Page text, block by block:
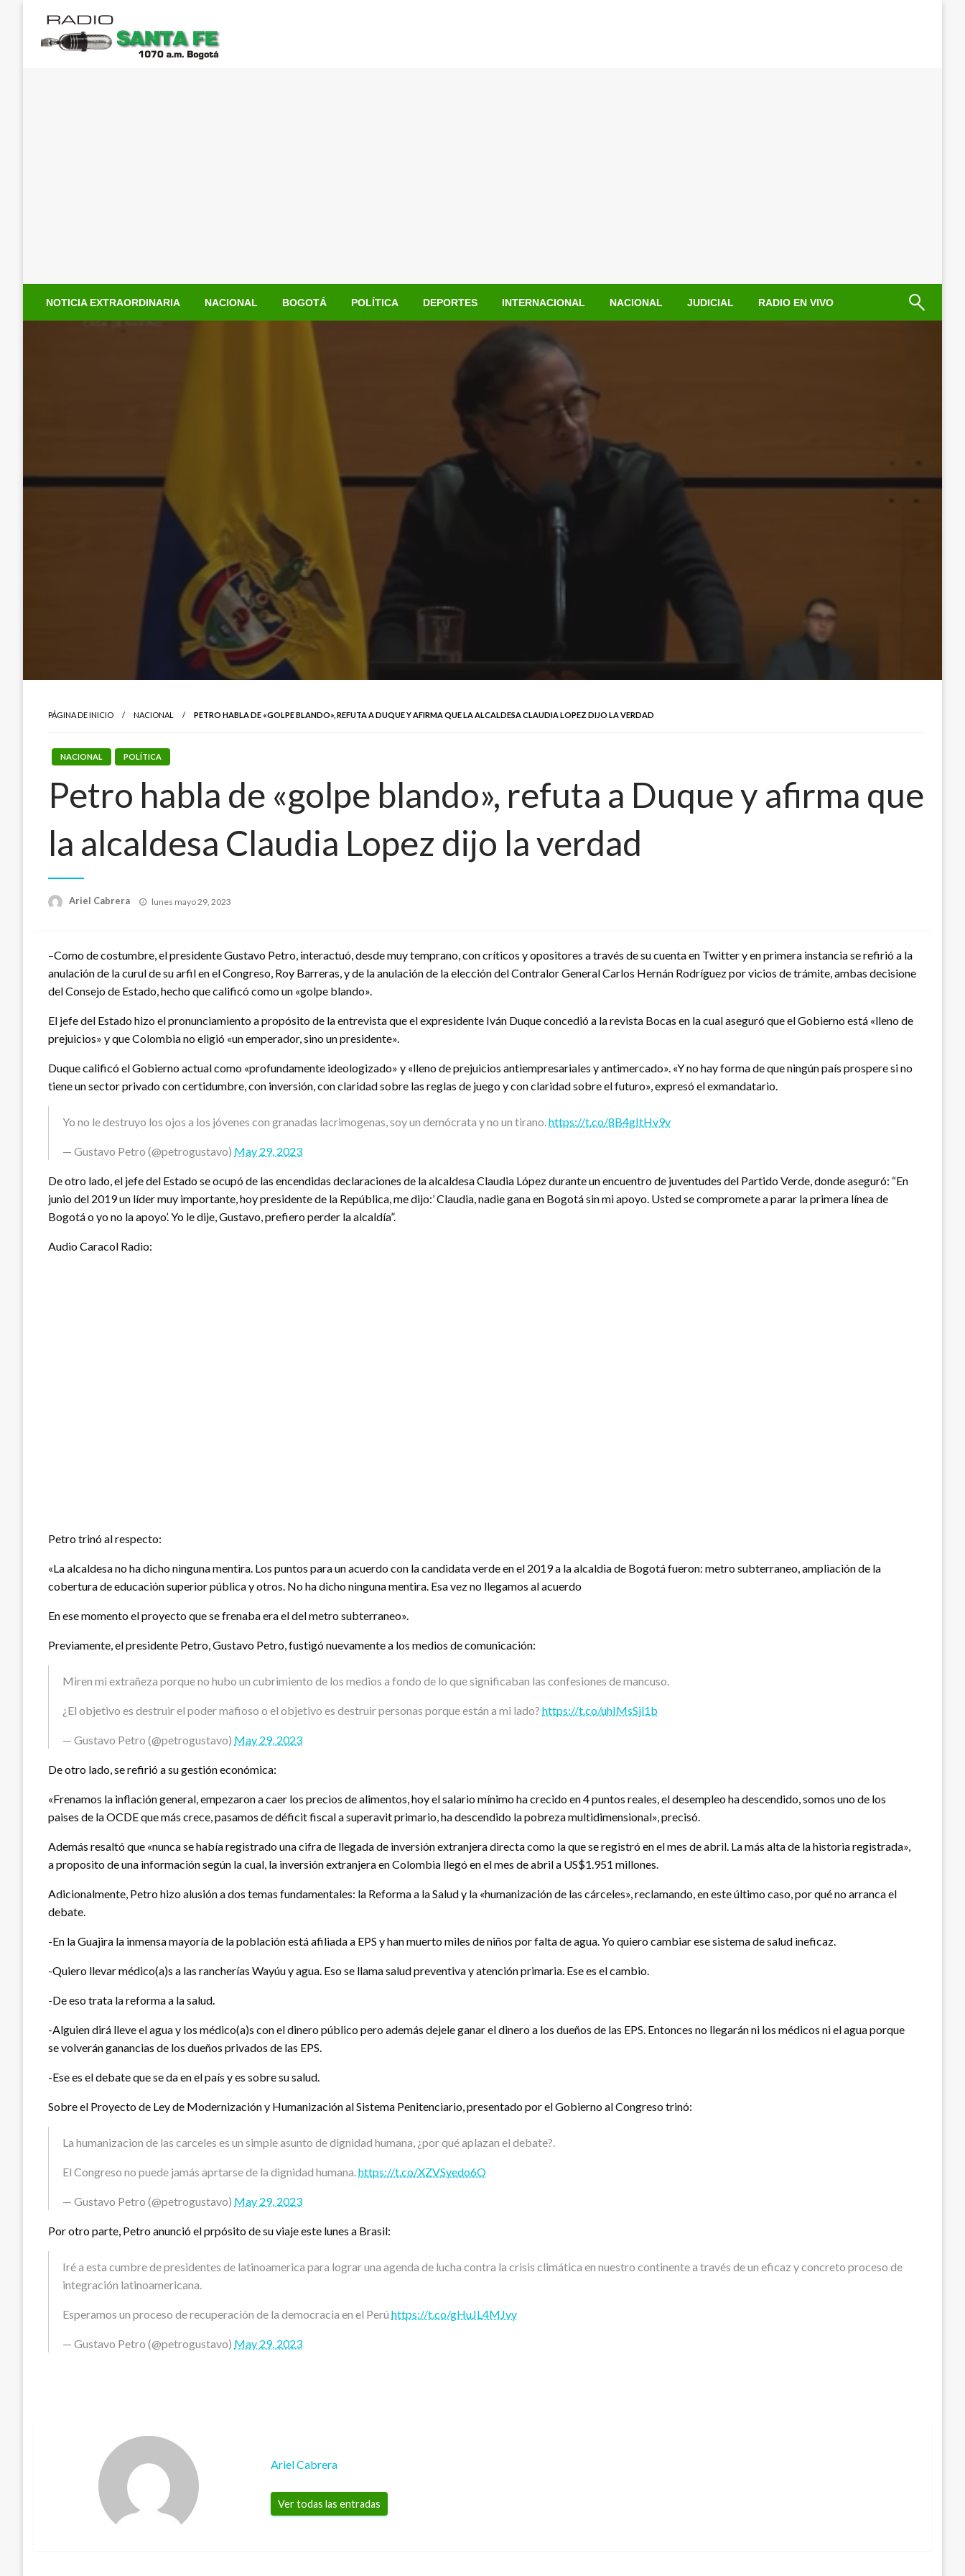
contenido
NOTICIA EXTRAORDINARIA NACIONAL BOGOTÁ POLÍTICA DEPORTES INTERNACIONAL NACIONAL JUDICIAL RADIO EN VIVO
PÁGINA DE INICIO NACIONAL PETRO HABLA DE «GOLPE BLANDO», REFUTA A DUQUE Y AFIRMA QUE LA ALCALDESA CLAUDIA LOPEZ DIJO LA VERDAD
NACIONAL POLÍTICA
Petro habla de «golpe blando», refuta a Duque y afirma que
la alcaldesa Claudia Lopez dijo la verdad
Ariel Cabrera
Publicado
lunes mayo 29, 2023
–Como de costumbre, el presidente Gustavo Petro, interactuó, desde muy temprano, con críticos y opositores a través de su cuenta en Twitter y en primera instancia se refirió a la
anulación de la curul de su arfil en el Congreso, Roy Barreras, y de la anulación de la elección del Contralor General Carlos Hernán Rodríguez por vicios de trámite, ambas decisione
del Consejo de Estado, hecho que calificó como un «golpe blando».
El jefe del Estado hizo el pronunciamiento a propósito de la entrevista que el expresidente Iván Duque concedió a la revista Bocas en la cual aseguró que el Gobierno está «lleno de
prejuicios» y que Colombia no eligió «un emperador, sino un presidente».
Duque calificó el Gobierno actual como «profundamente ideologizado» y «lleno de prejuicios antiempresariales y antimercado». «Y no hay forma de que ningún país prospere si no
tiene un sector privado con certidumbre, con inversión, con claridad sobre las reglas de juego y con claridad sobre el futuro», expresó el exmandatario.
Yo no le destruyo los ojos a los jóvenes con granadas lacrimogenas, soy un demócrata y no un tirano.https://t.co/8B4gItHv9v
— Gustavo Petro (@petrogustavo) May 29, 2023
De otro lado, el jefe del Estado se ocupó de las encendidas declaraciones de la alcaldesa Claudia López durante un encuentro de juventudes del Partido Verde, donde aseguró: “En
junio del 2019 un líder muy importante, hoy presidente de la República, me dijo:’ Claudia, nadie gana en Bogotá sin mi apoyo. Usted se compromete a parar la primera línea de
Bogotá o yo no la apoyo’. Yo le dije, Gustavo, prefiero perder la alcaldía”.
Audio Caracol Radio:
Petro trinó al respecto:
«La alcaldesa no ha dicho ninguna mentira. Los puntos para un acuerdo con la candidata verde en el 2019 a la alcaldia de Bogotá fueron: metro subterraneo, ampliación de la
cobertura de educación superior pública y otros. No ha dicho ninguna mentira. Esa vez no llegamos al acuerdo
En ese momento el proyecto que se frenaba era el del metro subterraneo».
Previamente, el presidente Petro, Gustavo Petro, fustigó nuevamente a los medios de comunicación:
Miren mi extrañeza porque no hubo un cubrimiento de los medios a fondo de lo que significaban las confesiones de mancuso.
¿El objetivo es destruir el poder mafioso o el objetivo es destruir personas porque están a mi lado? https://t.co/uhIMsSjl1b
— Gustavo Petro (@petrogustavo) May 29, 2023
De otro lado, se refirió a su gestión económica:
«Frenamos la inflación general, empezaron a caer los precios de alimentos, hoy el salario mínimo ha crecido en 4 puntos reales, el desempleo ha descendido, somos uno de los
paises de la OCDE que más crece, pasamos de déficit fiscal a superavit primario, ha descendido la pobreza multidimensional», precisó.
Además resaltó que «nunca se había registrado una cifra de llegada de inversión extranjera directa como la que se registró en el mes de abril. La más alta de la historia registrada»,
a proposito de una información según la cual, la inversión extranjera en Colombia llegó en el mes de abril a US$1.951 millones.
Adicionalmente, Petro hizo alusión a dos temas fundamentales: la Reforma a la Salud y la «humanización de las cárceles», reclamando, en este último caso, por qué no arranca el
debate.
-En la Guajira la inmensa mayoría de la población está afiliada a EPS y han muerto miles de niños por falta de agua. Yo quiero cambiar ese sistema de salud ineficaz.
-Quiero llevar médico(a)s a las rancherías Wayúu y agua. Eso se llama salud preventiva y atención primaria. Ese es el cambio.
-De eso trata la reforma a la salud.
-Alguien dirá lleve el agua y los médico(a)s con el dinero público pero además dejele ganar el dinero a los dueños de las EPS. Entonces no llegarán ni los médicos ni el agua porque
se volverán ganancias de los dueños privados de las EPS.
-Ese es el debate que se da en el país y es sobre su salud.
Sobre el Proyecto de Ley de Modernización y Humanización al Sistema Penitenciario, presentado por el Gobierno al Congreso trinó:
La humanizacion de las carceles es un simple asunto de dignidad humana, ¿por qué aplazan el debate?.
El Congreso no puede jamás aprtarse de la dignidad humana.https://t.co/XZVSyedo6O
— Gustavo Petro (@petrogustavo) May 29, 2023
Por otro parte, Petro anunció el prpósito de su viaje este lunes a Brasil:
Iré a esta cumbre de presidentes de latinoamerica para lograr una agenda de lucha contra la crisis climática en nuestro continente a través de un eficaz y concreto proceso de
integración latinoamericana.
Esperamos un proceso de recuperación de la democracia en el Perú https://t.co/gHuJL4MJvy
— Gustavo Petro (@petrogustavo) May 29, 2023
Ariel Cabrera
Ver todas las entradas